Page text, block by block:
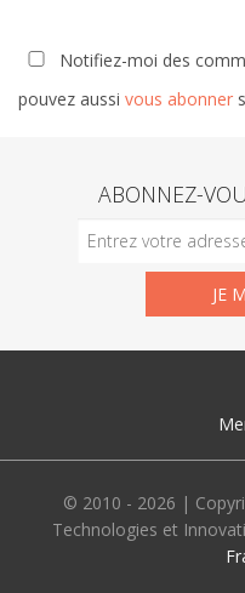
Notifiez-moi des
pouvez aussi vous abonner
ABONNEZ-
© 2010 - 2026 |
Technologies et